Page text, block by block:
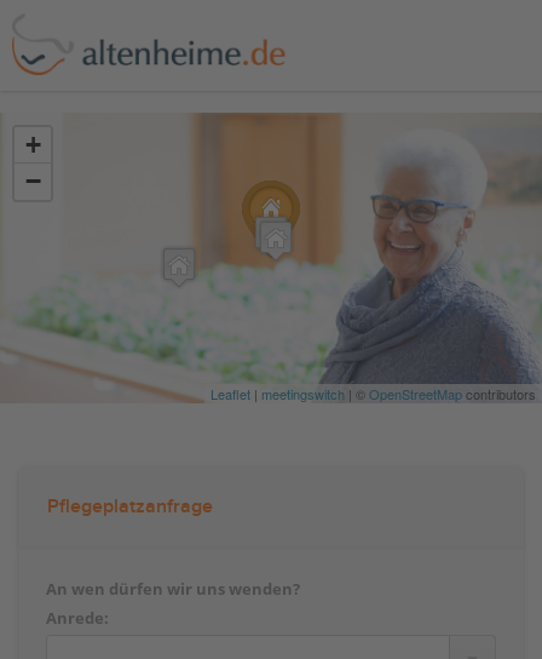
+
−
Leaflet | meetingswitch | ©OpenStreetMapcontributors
Pflegeplatzanfrage
An wen dürfen wir uns wenden?
Anrede: